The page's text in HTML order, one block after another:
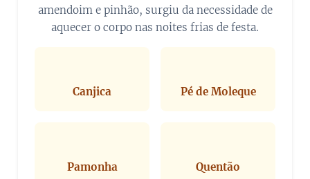
amendoim e pinhão, surgiu da necessidade de
aquecer o corpo nas noites frias de festa.
Canjica Pé de Moleque
Pamonha Quentão